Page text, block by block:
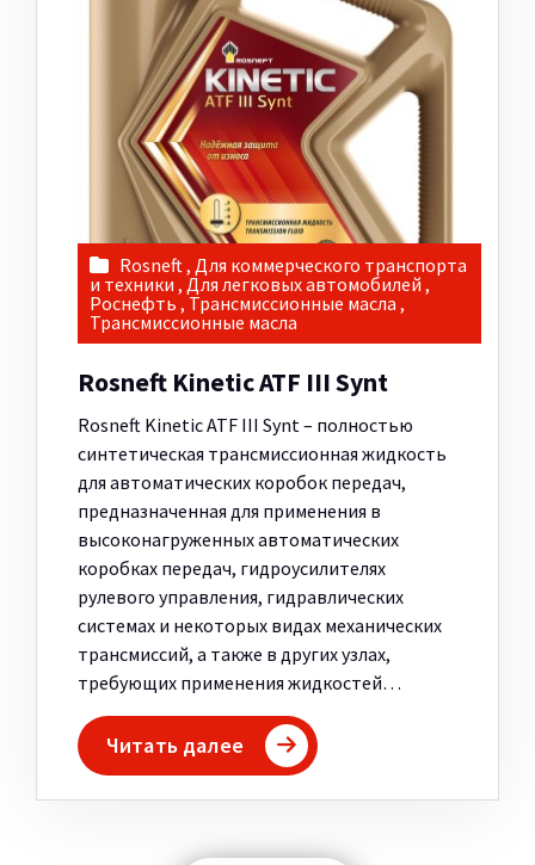
Rosneft, Для коммерческого транспорта
и техники , Для легковых автомобилей ,
Роснефть , Трансмиссионные масла ,
Трансмиссионные масла
Rosneft Kinetic ATF III Synt
Rosneft Kinetic ATF III Synt – полностью
синтетическая трансмиссионная жидкость
для автоматических коробок передач,
предназначенная для применения в
высоконагруженных автоматических
коробках передач, гидроусилителях
рулевого управления, гидравлических
системах и некоторых видах механических
трансмиссий, а также в других узлах,
требующих применения жидкостей…
Читать далее